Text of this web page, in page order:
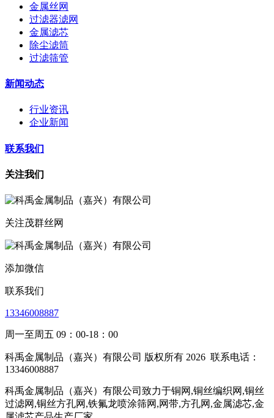
金属丝网
过滤器滤网
金属滤芯
除尘滤筒
过滤筛管
新闻动态
行业资讯
企业新闻
联系我们
关注我们
关注茂群丝网
添加微信
联系我们
13346008887
周一至周五 09：00-18：00
科禹金属制品（嘉兴）有限公司 版权所有 2026 联系电话：
13346008887
科禹金属制品（嘉兴）有限公司致力于铜网,铜丝编织网,铜丝
过滤网,铜丝方孔网,铁氟龙喷涂筛网,网带,方孔网,金属滤芯,金